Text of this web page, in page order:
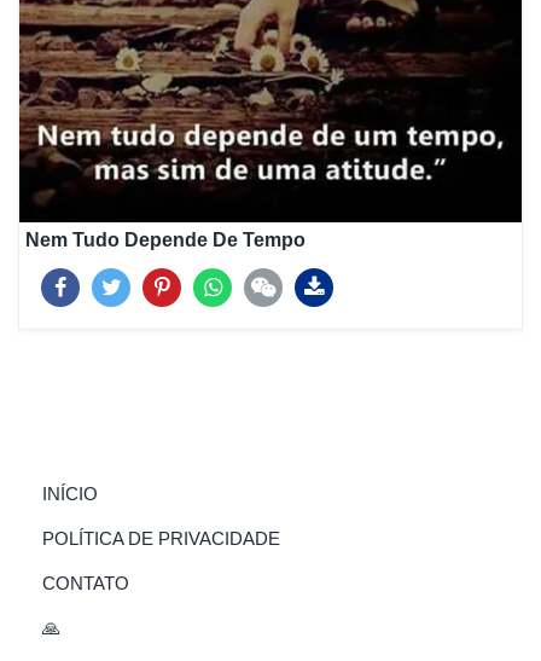
Nem Tudo Depende De Tempo
INÍCIO
POLÍTICA DE PRIVACIDADE
CONTATO
🙏